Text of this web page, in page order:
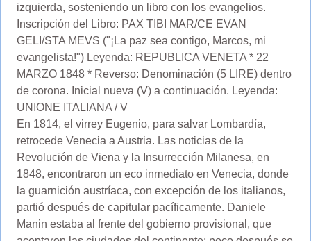
izquierda, sosteniendo un libro con los evangelios.
Inscripción del Libro: PAX TIBI MAR/CE EVAN
GELI/STA MEVS ("¡La paz sea contigo, Marcos, mi
evangelista!") Leyenda: REPUBLICA VENETA * 22
MARZO 1848 * Reverso: Denominación (5 LIRE) dentro
de corona. Inicial nueva (V) a continuación. Leyenda:
UNIONE ITALIANA / V
En 1814, el virrey Eugenio, para salvar Lombardía,
retrocede Venecia a Austria. Las noticias de la
Revolución de Viena y la Insurrección Milanesa, en
1848, encontraron un eco inmediato en Venecia, donde
la guarnición austríaca, con excepción de los italianos,
partió después de capitular pacíficamente. Daniele
Manin estaba al frente del gobierno provisional, que